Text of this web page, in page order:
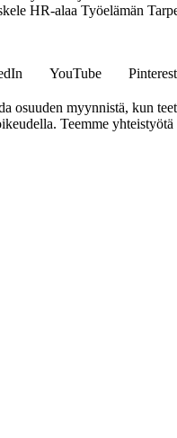
HR-alaa Työelämän
YouTube Pinterest
osuuden myynnistä, kun
Teemme